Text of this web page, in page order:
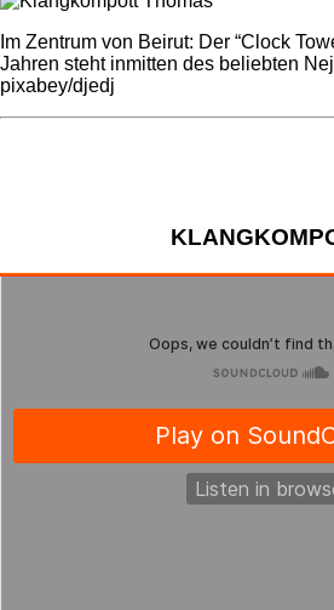
Im Zentrum von Beirut: Der “Clock
Jahren steht inmitten des beliebten
pixabey/djedj